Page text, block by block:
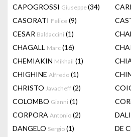
CAPOGROSSI Giuseppe(34)
CASORATI Felice (9)
CESAR Baldaccini (1)
CHAGALL Marc (16)
CHEMIAKIN Mikhail (1)
CHIGHINE Alfredo (1)
CHRISTO Javacheff (2)
COLOMBO Gianni (1)
CORPORA Antonio (2) DALI
DANGELO Sergio (1) DE